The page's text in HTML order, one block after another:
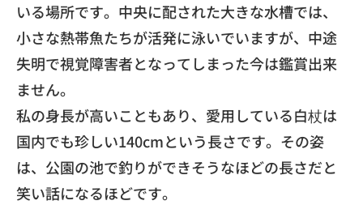
いる場所です。中央に配された大きな水槽では、
小さな熱帯魚たちが活発に泳いでいますが、中途
失明で視覚障害者となってしまった今は鑑賞出来
ません。
​私の身長が高いこともあり、愛用している白杖は
国内でも珍しい140cmという長さです。その姿
は、公園の池で釣りができそうなほどの長さだと
笑い話になるほどです。